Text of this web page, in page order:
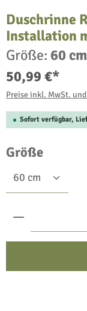
Duschrinne
Installation
Größe: 60 cm
50,99 €*
Preise inkl. MwSt.
Sofort verfügbar,
Größe
Produkt